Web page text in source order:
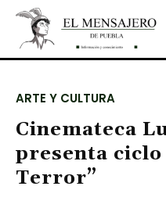
ARTE Y CULTURA
Cinemateca
presenta ciclo
Terror”